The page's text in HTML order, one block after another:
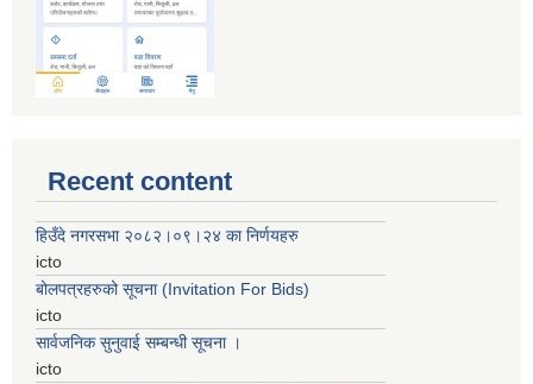
Recent content
हिउँदे नगरसभा २०८२।०९।२४ का निर्णयहरु
icto
बोलपत्रहरुको सूचना (Invitation For Bids)
icto
सार्वजनिक सुनुवाई सम्बन्धी सूचना ।
icto